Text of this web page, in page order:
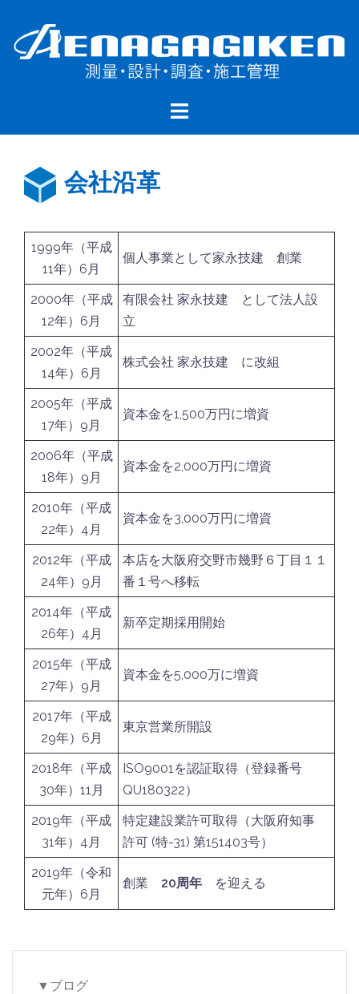
ス
会社沿革
1999年（平成
11年）6月
個人事業として家永技建 創業
2000年（平成
12年）6月
有限会社 家永技建 として法人設
立
2002年（平成
14年）6月
株式会社 家永技建 に改組
2005年（平成
17年）9月
資本金を1,500万円に増資
2006年（平成
18年）9月
資本金を2,000万円に増資
2010年（平成
22年）4月
資本金を3,000万円に増資
2012年（平成
24年）9月
本店を大阪府交野市幾野６丁目１１
番１号へ移転
2014年（平成
26年）4月
新卒定期採用開始
2015年（平成
27年）9月
資本金を5,000万に増資
2017年（平成
29年）6月
東京営業所開設
2018年（平成
30年）11月
ISO9001を認証取得（登録番号
QU180322）
2019年（平成
31年）4月
特定建設業許可取得（大阪府知事
許可 (特-31) 第151403号）
2019年（令和
元年）6月
創業 20周年 を迎える
▼ブログ